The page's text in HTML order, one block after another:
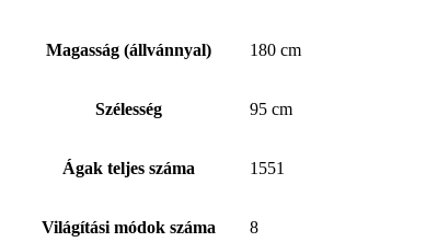
Magasság (állvánnyal) 180 cm
Szélesség 95 cm
Ágak teljes száma 1551
Világítási módok száma 8